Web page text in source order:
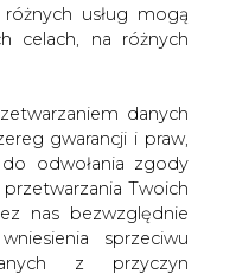
usług mogą
celach, na różnych
danych
gwarancji i praw,
odwołania zgody
Twoich
nas bezwzględnie
sprzeciwu
z przyczyn
z Prokuratury
potwierdziła,